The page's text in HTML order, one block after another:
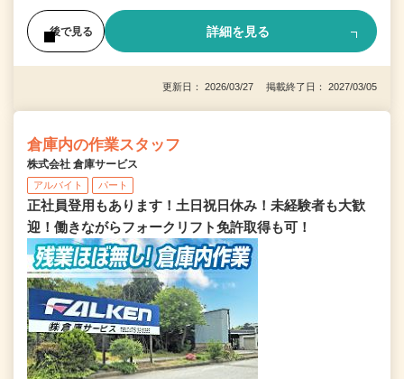
後で見る 詳細を見る
更新日： 2026/03/27 掲載終了日： 2027/03/05
倉庫内の作業スタッフ
株式会社 倉庫サービス
アルバイト パート
正社員登用もあります！土日祝日休み！未経験者も大歓
迎！働きながらフォークリフト免許取得も可！